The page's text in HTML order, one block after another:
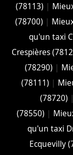
(78113) |
(78700) |
qu'un taxi
Crespières
(78290) |
(78111) |
(78720) |
(78550) |
qu'un taxi
Ecquevilly